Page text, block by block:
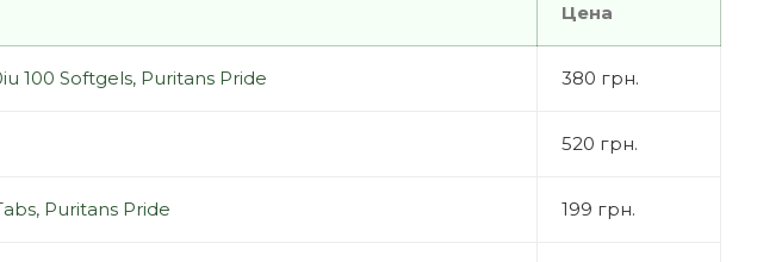
Цена
100 Softgels, Puritans Pride 380 грн.
520 грн.
Puritans Pride 199 грн.